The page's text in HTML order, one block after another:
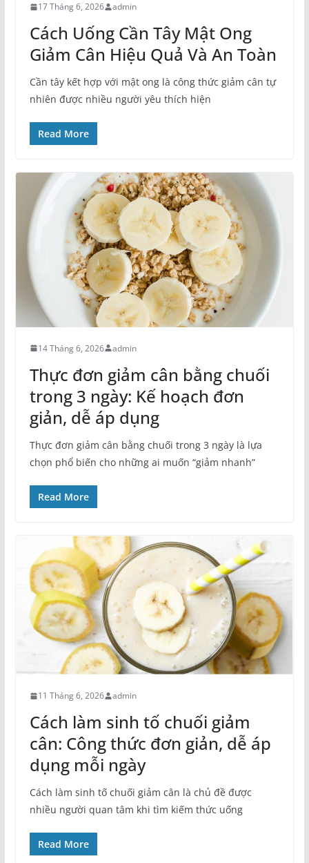
17 Tháng 6, 2026 admin
Cách Uống Cần Tây Mật Ong
Giảm Cân Hiệu Quả Và An Toàn
Cần tây kết hợp với mật ong là công thức giảm cân tự
nhiên được nhiều người yêu thích hiện
Read More
14 Tháng 6, 2026 admin
Thực đơn giảm cân bằng chuối
trong 3 ngày: Kế hoạch đơn
giản, dễ áp dụng
Thực đơn giảm cân bằng chuối trong 3 ngày là lựa
chọn phổ biến cho những ai muốn “giảm nhanh”
Read More
11 Tháng 6, 2026 admin
Cách làm sinh tố chuối giảm
cân: Công thức đơn giản, dễ áp
dụng mỗi ngày
Cách làm sinh tố chuối giảm cân là chủ đề được
nhiều người quan tâm khi tìm kiếm thức uống
Read More